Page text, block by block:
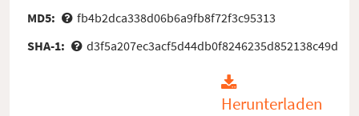
MD5:
fb4b2dca338d06b6a9fb8f72f3c95313
SHA-1:
d3f5a207ec3acf5d44db0f8246235d852138c49d
Herunterladen